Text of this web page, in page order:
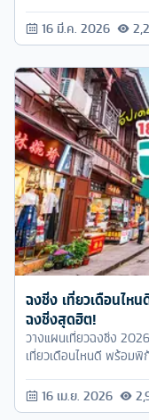
16 มี.ค. 2026
ฉงชิ่ง เที่ยวเดือนไห
ฉงชิ่งสุดฮิต!
วางแผนเที่ยวฉงชิ่ง
เที่ยวเดือนไหนดี พร้อม
16 เม.ย. 2026